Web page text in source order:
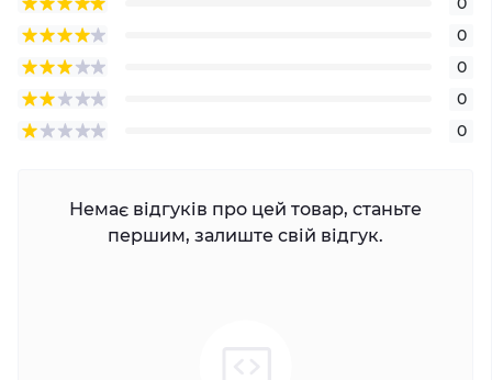
0
0
0
0
Немає відгуків про цей товар, станьте
першим, залиште свій відгук.